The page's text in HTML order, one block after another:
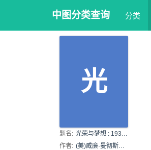
中图分类查询 分类
光
题名: 光荣与梦想 : 1932-1972年美国叙事史. 4, 1961-1972 : a narrative history of Amer
作者: (美)威廉·曼彻斯特著